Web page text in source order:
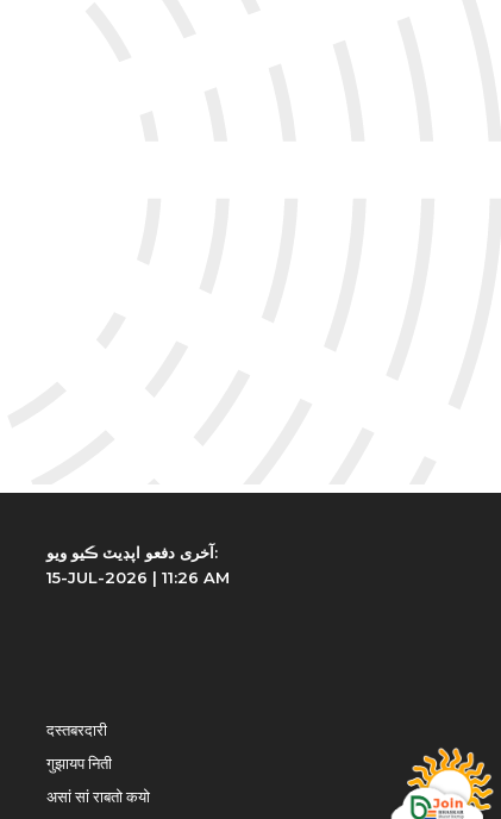
آخری دفعو اپڊیٽ ڪیو ویو:
15-JUL-2026 | 11:26 AM
दस्तबरदारी
गुझायप निती
असां सां राबतो कयो